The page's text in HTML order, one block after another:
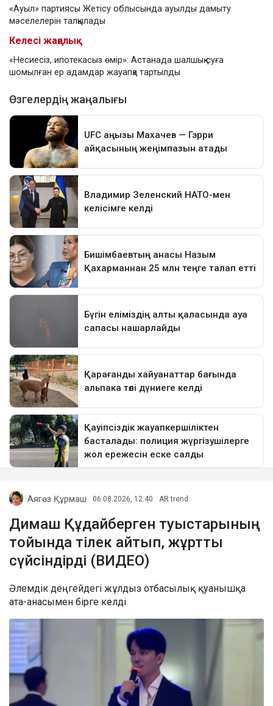
«Ауыл» партиясы Жетісу облысында ауылды дамыту
мәселелерін талқылады
Келесі жаңалық
«Несиесіз, ипотекасыз өмір»: Астанада шалшық суға
шомылған ер адамдар жауапқа тартылды
Аягөз Құрмаш 06.08.2026, 12:40 AR trend
Димаш Құдайберген туыстарының
тойында тілек айтып, жұртты
сүйсіндірді (ВИДЕО)
Әлемдік деңгейдегі жұлдыз отбасылық қуанышқа
ата-анасымен бірге келді